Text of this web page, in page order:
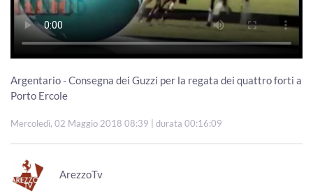
Argentario - Consegna dei Guzzi per la regata dei quattro forti a
Porto Ercole
Mercoledì, 02 Maggio 2018 08:39 | durata 00:16:09
ArezzoTv